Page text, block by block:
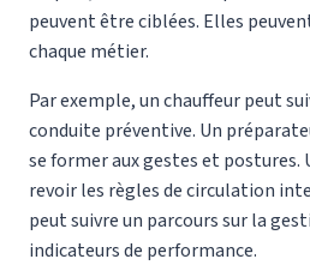
peuvent être ciblées. Elles
chaque métier.
Par exemple, un chauffeur peut
conduite préventive. Un
se former aux gestes et postures.
revoir les règles de circulation
peut suivre un parcours sur la
indicateurs de performance.